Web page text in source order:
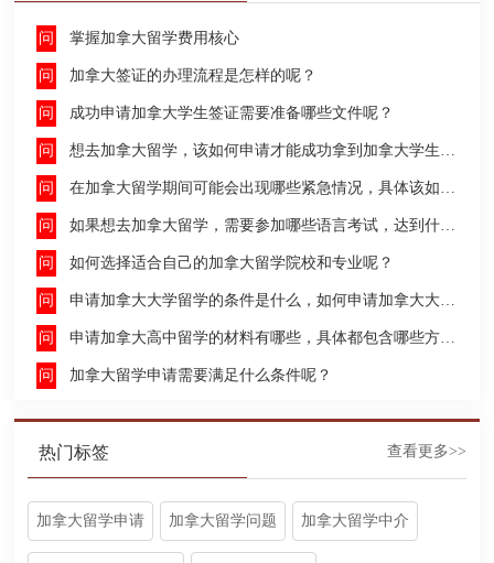
掌握加拿大留学费用核心
加拿大签证的办理流程是怎样的呢？
成功申请加拿大学生签证需要准备哪些文件呢？
想去加拿大留学，该如何申请才能成功拿到加拿大学生签证呢？
在加拿大留学期间可能会出现哪些紧急情况，具体该如何去处理这些紧急情况呢？
如果想去加拿大留学，需要参加哪些语言考试，达到什么水平才能申请呢？
如何选择适合自己的加拿大留学院校和专业呢？
申请加拿大大学留学的条件是什么，如何申请加拿大大学留学，留学的费用及签证申请流程是什么？
申请加拿大高中留学的材料有哪些，具体都包含哪些方面呢？
加拿大留学申请需要满足什么条件呢？
热门标签 查看更多>>
加拿大留学申请 加拿大留学问题 加拿大留学中介